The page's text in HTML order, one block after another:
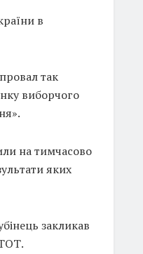
в
так
виборчого
на тимчасово
яких
закликав